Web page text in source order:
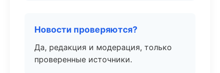
Новости проверяются?
Да, редакция и модерация, только
проверенные источники.